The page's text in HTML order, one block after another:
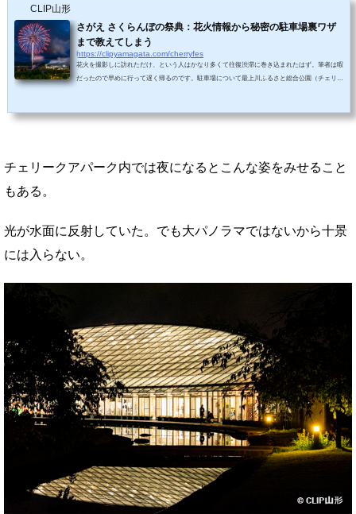
CLIP山形
さがえ さくらんぼの祭典：花火情報から秘密の駐車場裏ワザ
まで教えてしまう
https://clipyamagata.com/cherryfes
花火を撮影しに訪れただけ、という人はかなり多くて往復渋滞に巻き込まれたはず。筆者は暇
だったので早めに行って遅く帰るのです。駐車場について最上川ふるさと総合公園（チェリー
道路）は寒河江ICの次のICが寒河江SAとなっていて、スマートインターチェンジ（ETC専用
チェリークアパーク内では夜になるとこんな姿をみせること
もある。
光が水面に反射していた。でも大パノラマではないから十景
には入らない。